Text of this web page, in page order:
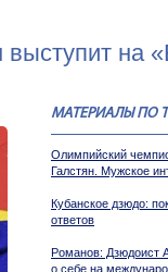
выступит на
МАТЕРИАЛЫ ПО
Олимпийский
Галстян. Мужское
Кубанское дзюдо:
ответов
Романов: Дзюдоист
о себе на